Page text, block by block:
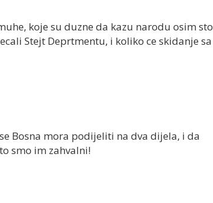
koje su duzne da kazu narodu osim sto
Stejt Deprtmentu, i koliko ce skidanje sa
Bosna mora podijeliti na dva dijela, i da
smo im zahvalni!